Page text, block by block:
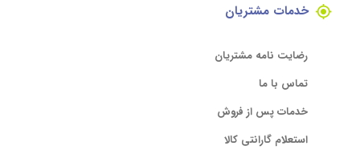
خدمات مشتریان
رضایت نامه مشتریان
تماس با ما
خدمات پس از فروش
استعلام گارانتی کالا